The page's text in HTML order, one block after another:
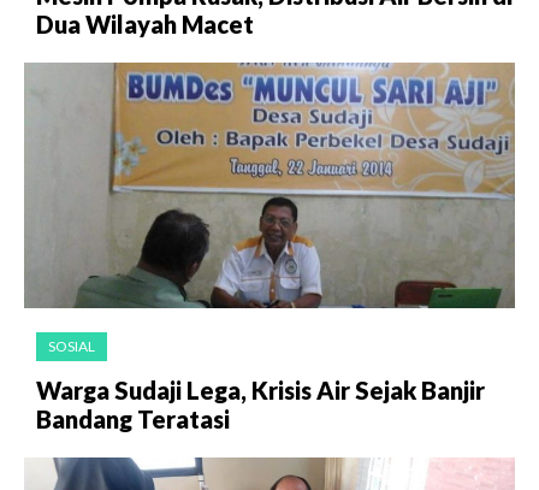
Dua Wilayah Macet
SOSIAL
Warga Sudaji Lega, Krisis Air Sejak Banjir
Bandang Teratasi